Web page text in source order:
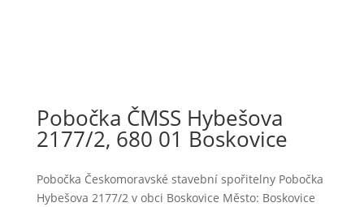
Pobočka ČMSS Hybešova
2177/2, 680 01 Boskovice
Pobočka Českomoravské stavební spořitelny Pobočka
Hybešova 2177/2 v obci Boskovice Město: Boskovice